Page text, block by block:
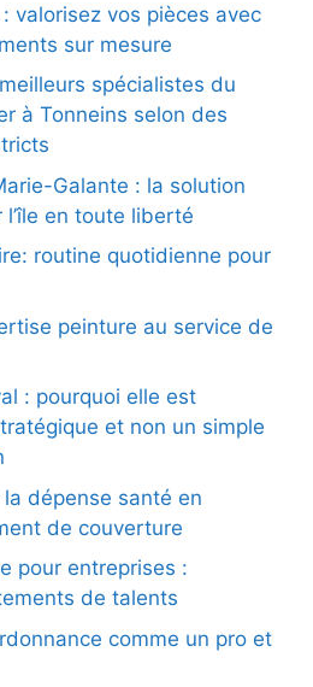
valorisez vos pièces avec
sur mesure
spécialistes du
à Tonneins selon des
Galante : la solution
en toute liberté
routine quotidienne pour
peinture au service de
: pourquoi elle est
et non un simple
dépense santé en
de couverture
pour entreprises :
de talents
comme un pro et